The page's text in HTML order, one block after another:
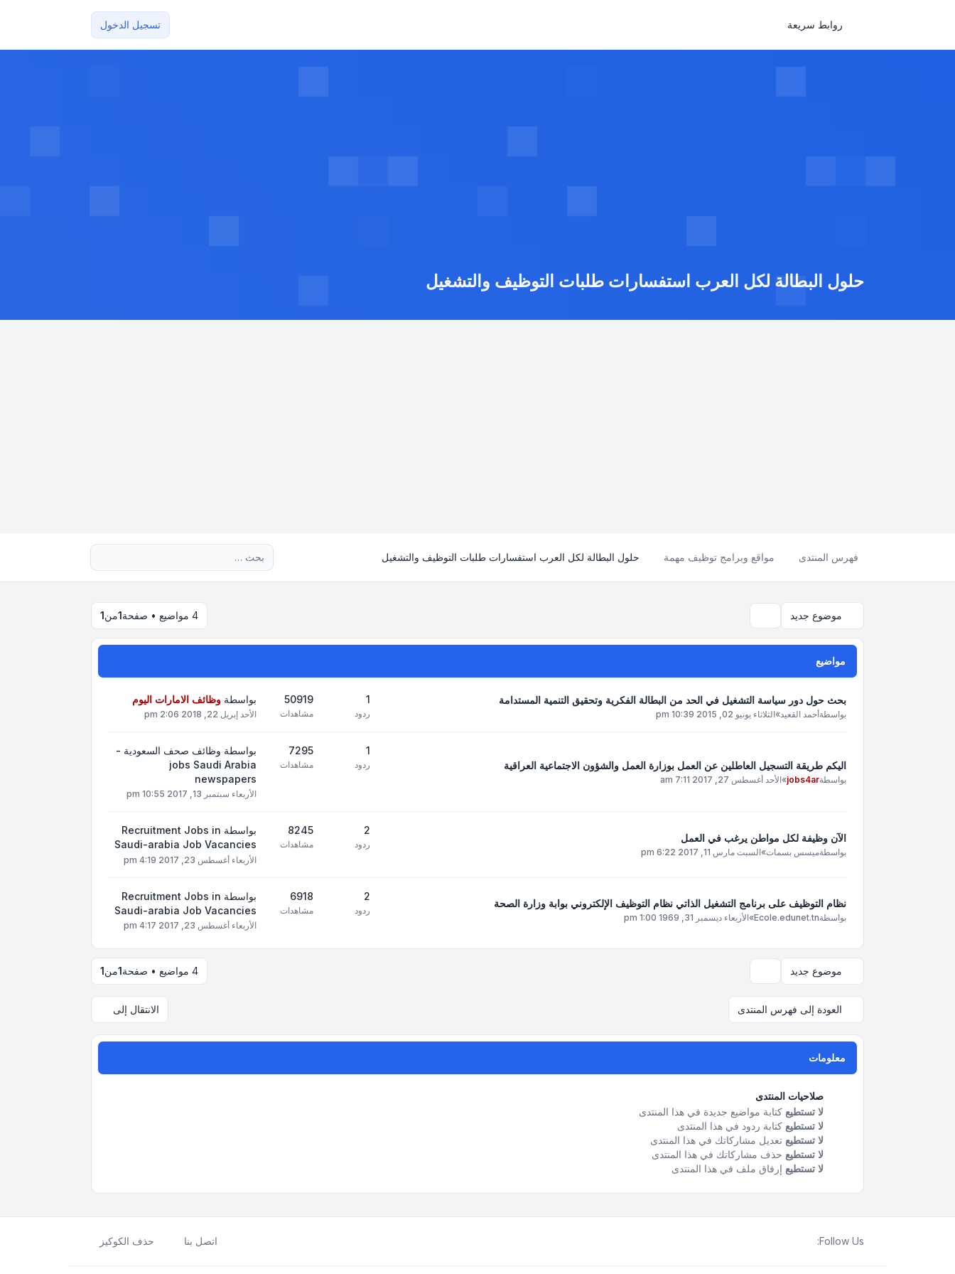
روابط سريعة تسجيل الدخول
حلول البطالة لكل العرب استفسارات طلبات التوظيف والتشغيل
فهرس المنتدى مواقع وبرامج توظيف مهمة حلول البطالة لكل العرب استفسارات طلبات التوظيف والتشغيل
موضوع جديد 4 مواضيع • صفحة 1من1
مواضيع
بحث حول دور سياسة التشغيل في الحد من البطالة الفكرية وتحقيق التنمية المستدامة
بواسطةأحمد القعيد»الثلاثاء يونيو 02, 2015 10:39 pm
1
ردود
50919
مشاهدات
بواسطة وظائف الامارات اليوم
الأحد إبريل 22, 2018 2:06 pm
اليكم طريقة التسجيل العاطلين عن العمل بوزارة العمل والشؤون الاجتماعية العراقية
بواسطةjobs4ar
»الأحد أغسطس 27, 2017 7:11 am
1
ردود
7295
مشاهدات
بواسطة وظائف صحف السعودية -
jobs Saudi Arabia
newspapers
الأربعاء سبتمبر 13, 2017 10:55 pm
الآن وظيفة لكل مواطن يرغب في العمل
بواسطةميسس بسمات»السبت مارس 11, 2017 6:22 pm
2
ردود
8245
مشاهدات
بواسطة Recruitment Jobs in
Saudi-arabia Job Vacancies
الأربعاء أغسطس 23, 2017 4:19 pm
نظام التوظيف على برنامج التشغيل الذاتي نظام التوظيف الإلكتروني بوابة وزارة الصحة
بواسطةEcole.edunet.tn
»الأربعاء ديسمبر 31, 1969 1:00 pm
2
ردود
6918
مشاهدات
بواسطة Recruitment Jobs in
Saudi-arabia Job Vacancies
الأربعاء أغسطس 23, 2017 4:17 pm
موضوع جديد 4 مواضيع • صفحة 1من1
العودة إلى فهرس المنتدى الانتقال إلى
معلومات
صلاحيات المنتدى
لا تستطيع كتابة مواضيع جديدة في هذا المنتدى
لا تستطيع كتابة ردود في هذا المنتدى
لا تستطيع تعديل مشاركاتك في هذا المنتدى
لا تستطيع حذف مشاركاتك في هذا المنتدى
لا تستطيع إرفاق ملف في هذا المنتدى
Follow Us: اتصل بنا حذف الكوكيز